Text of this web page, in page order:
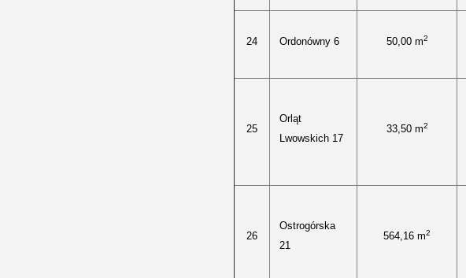
24 Ordonówny 6 50,00 m2
25
Orląt
Lwowskich 17
33,50 m2
26
Ostrogórska
21
564,16 m2